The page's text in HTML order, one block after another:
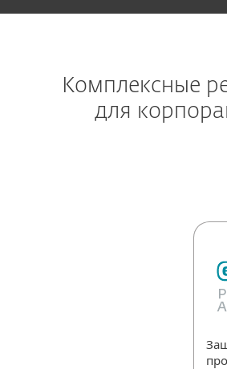
Комплексные
для